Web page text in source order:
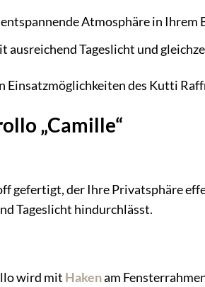
Atmosphäre in Ihrem
ausreichend Tageslicht und
Einsatzmöglichkeiten des Kutti
„Camille“
gefertigt, der Ihre Privatsphäre
Tageslicht hindurchlässt.
wird mit Hakenam